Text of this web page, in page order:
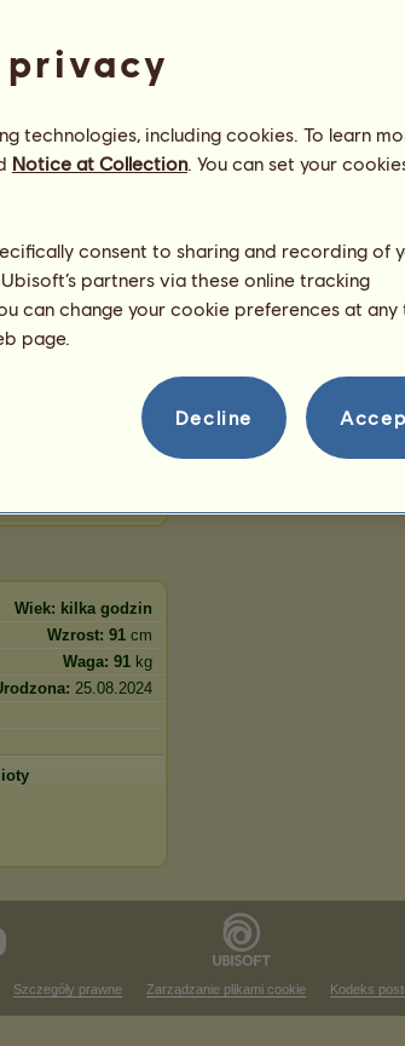
100 %
100%
Suma:
35.97
46.26
45.52
Wiek: kilka godzin
Wzrost: 91 cm
Waga: 91 kg
25.08.2024
trenować w wieku
Szczegóły prawne Zarządzanie plikami cookie Kodeks
technologies, including cookies. To learn
Notice at Collection. You can set your
consent to sharing and recording of
partners via these online tracking
can change your cookie preferences at any
page.
Decline